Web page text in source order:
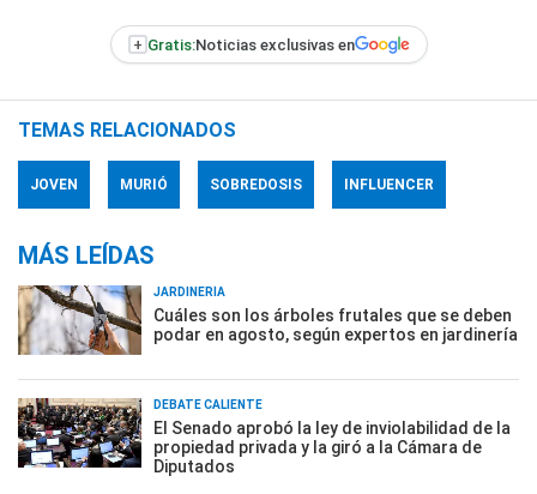
+ Gratis:Noticias exclusivas en
TEMAS RELACIONADOS
JOVEN MURIÓ SOBREDOSIS INFLUENCER
MÁS LEÍDAS
JARDINERÍA
Cuáles son los árboles frutales que se deben
podar en agosto, según expertos en jardinería
DEBATE CALIENTE
El Senado aprobó la ley de inviolabilidad de la
propiedad privada y la giró a la Cámara de
Diputados